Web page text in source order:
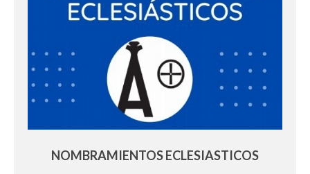
NOMBRAMIENTOS ECLESIASTICOS